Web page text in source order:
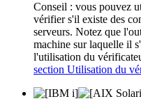
Conseil : vous pouvez
vérifier s'il existe des
serveurs. Notez que
machine sur laquelle il
l'utilisation du
section Utilisation du